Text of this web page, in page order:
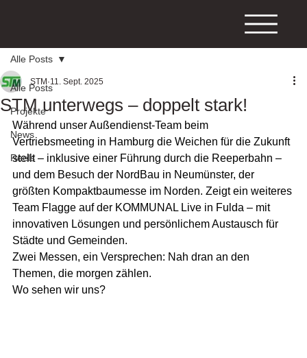
Alle Posts
Projekte
News
Reels
Alle Posts
STM unterwegs – doppelt stark!
STM 11. Sept. 2025
Während unser Außendienst-Team beim
Vertriebsmeeting in Hamburg die Weichen für die Zukunft
stellt – inklusive einer Führung durch die Reeperbahn –
und dem Besuch der NordBau in Neumünster, der
größten Kompaktbaumesse im Norden. Zeigt ein weiteres
Team Flagge auf der KOMMUNAL Live in Fulda – mit
innovativen Lösungen und persönlichem Austausch für
Städte und Gemeinden.
Zwei Messen, ein Versprechen: Nah dran an den
Themen, die morgen zählen.
Wo sehen wir uns?